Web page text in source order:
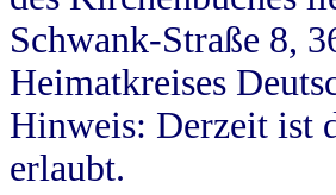
Schwank-Straße 8,
Heimatkreises
Hinweis: Derzeit ist
erlaubt.